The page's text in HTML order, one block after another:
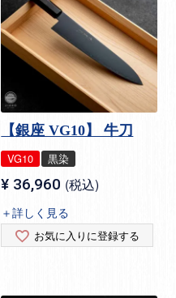
【銀座 VG10】 牛刀
VG10 黒染
¥ 36,960 税込
＋詳しく見る
お気に入りに登録する